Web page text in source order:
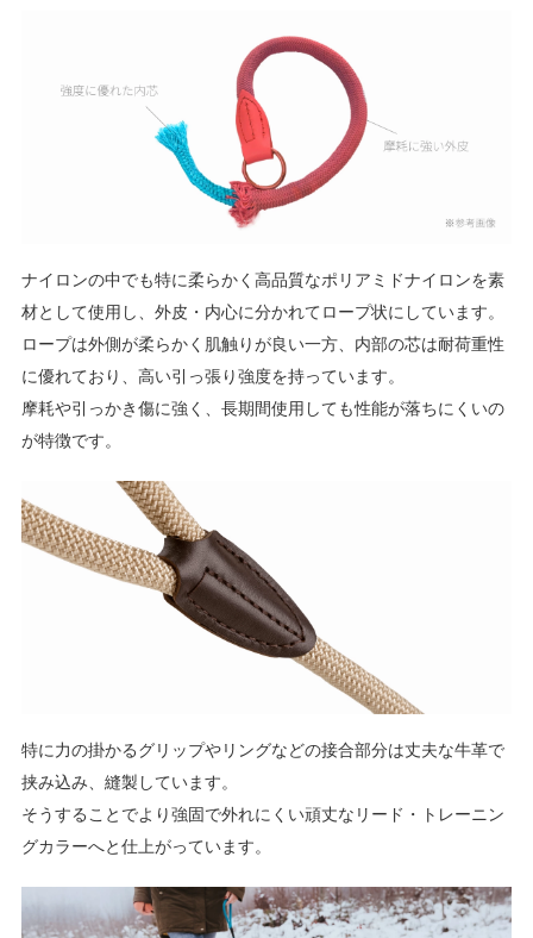
ナイロンの中でも特に柔らかく高品質なポリアミドナイロンを素
材として使用し、外皮・内心に分かれてロープ状にしています。
ロープは外側が柔らかく肌触りが良い一方、内部の芯は耐荷重性
に優れており、高い引っ張り強度を持っています。
摩耗や引っかき傷に強く、長期間使用しても性能が落ちにくいの
が特徴です。
特に力の掛かるグリップやリングなどの接合部分は丈夫な牛革で
挟み込み、縫製しています。
そうすることでより強固で外れにくい頑丈なリード・トレーニン
グカラーへと仕上がっています。